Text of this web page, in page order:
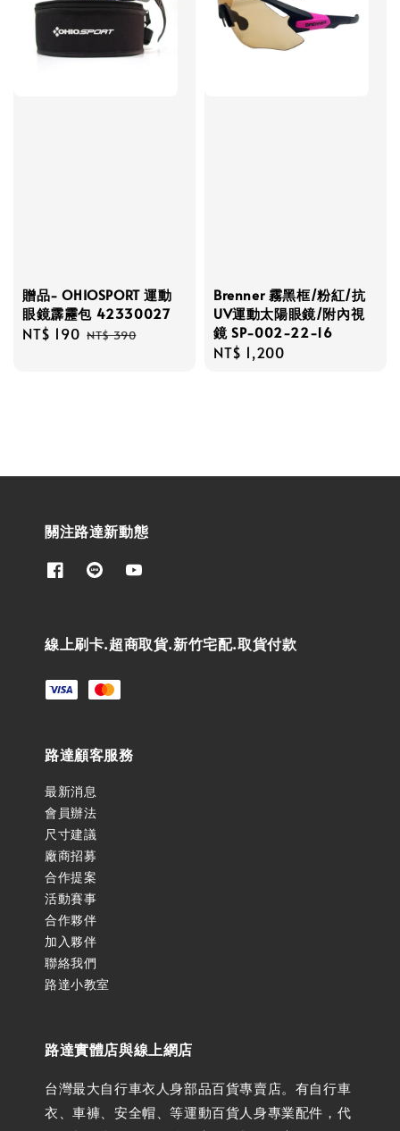
贈品- OHIOSPORT 運動
眼鏡霹靂包 42330027
Sale
NT$ 190 Regular
NT$ 390
Brenner 霧黑框/粉紅/抗
UV運動太陽眼鏡/附內視
鏡 SP-002-22-16
Regular
NT$ 1,200
關注路達新動態
線上刷卡.超商取貨.新竹宅配.取貨付款
路達顧客服務
最新消息
會員辦法
尺寸建議
廠商招募
合作提案
活動賽事
合作夥伴
加入夥伴
聯絡我們
路達小教室
路達實體店與線上網店
台灣最大自行車衣人身部品百貨專賣店。有自行車
衣、車褲、安全帽、等運動百貨人身專業配件，代